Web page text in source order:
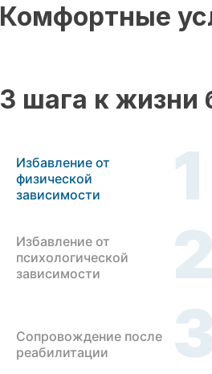
Комфортные
3 шага к жизни
Избавление от
физической
зависимости
1
Избавление от
психологической
зависимости
2
Сопровождение после
реабилитации